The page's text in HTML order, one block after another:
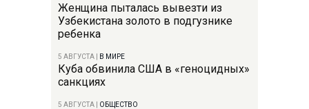
Женщина пыталась вывезти из
Узбекистана золото в подгузнике
ребенка
5 АВГУСТА В МИРЕ
Куба обвинила США в «геноцидных»
санкциях
5 АВГУСТА ОБЩЕСТВО